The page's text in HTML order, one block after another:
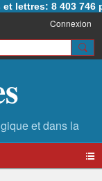
lettres: 8 403 746
Connexion